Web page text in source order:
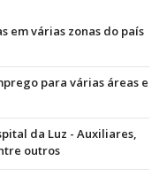
em várias zonas do país
para várias áreas e
da Luz - Auxiliares,
outros